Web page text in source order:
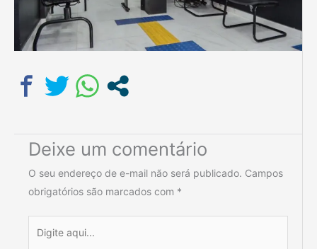
Deixe um comentário
O seu endereço de e-mail não será publicado. Campos
obrigatórios são marcados com *
aqui...